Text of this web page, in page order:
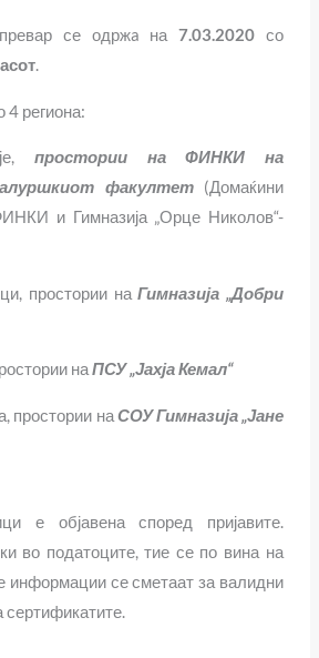
се одржa на 7.03.2020со
.
4 региона:
простории на ФИНКИ на
факултет(Домаќини
и Гимназија „Орце Николов“-
простории наГимназија „Добри
наПСУ „Јахја Кемал“
простории наСОУ Гимназија „Јане
е објавена според пријавите.
во податоците, тие се по вина на
информации се сметаат за валидни
сертификатите.